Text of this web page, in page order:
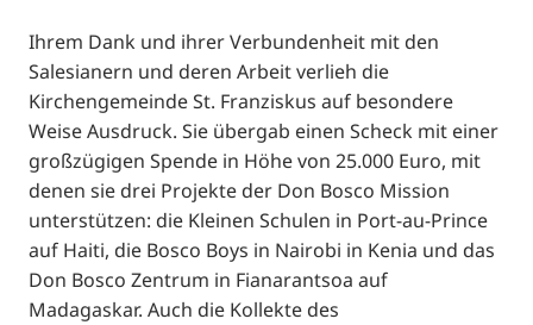
Ihrem Dank und ihrer Verbundenheit mit den
Salesianern und deren Arbeit verlieh die
Kirchengemeinde St. Franziskus auf besondere
Weise Ausdruck. Sie übergab einen Scheck mit einer
großzügigen Spende in Höhe von 25.000 Euro, mit
denen sie drei Projekte der Don Bosco Mission
unterstützen: die Kleinen Schulen in Port-au-Prince
auf Haiti, die Bosco Boys in Nairobi in Kenia und das
Don Bosco Zentrum in Fianarantsoa auf
Madagaskar. Auch die Kollekte des